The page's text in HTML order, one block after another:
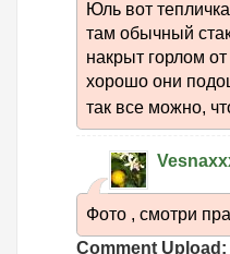
Юль вот
там обычный
накрыт горлом
хорошо они
так все можно,
Фото , смотри
Comment Upload: